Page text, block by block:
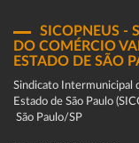
SICOPNEUS -
DO COMÉRCIO
ESTADO DE SÃO
Sindicato Intermunicipal
Estado de São Paulo
São Paulo/SP